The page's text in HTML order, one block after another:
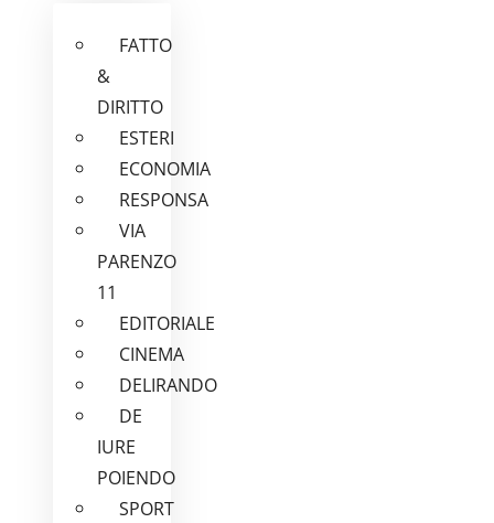
FATTO
&
DIRITTO
ESTERI
ECONOMIA
RESPONSA
VIA
PARENZO
11
EDITORIALE
CINEMA
DELIRANDO
DE
IURE
POIENDO
SPORT